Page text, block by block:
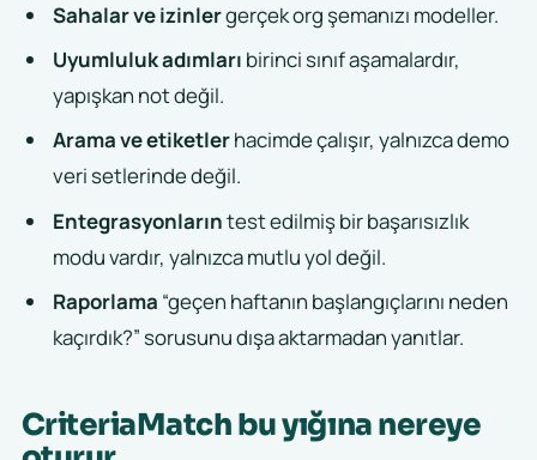
Sahalar ve izinlergerçek org şemanızı modeller.
Uyumluluk adımları birinci sınıf aşamalardır,
yapışkan not değil.
Arama ve etiketlerhacimde çalışır, yalnızca demo
veri setlerinde değil.
Entegrasyonlarıntest edilmiş bir başarısızlık
modu vardır, yalnızca mutlu yol değil.
Raporlama “geçen haftanın başlangıçlarını neden
kaçırdık?” sorusunu dışa aktarmadan yanıtlar.
CriteriaMatch bu yığına nereye